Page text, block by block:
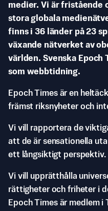
medier. Vi är fristående
stora globala
finns i 36 länder på 23
växande nätverket av
världen. Svenska Epoch
som webbtidning.
Epoch Times är en
främst riksnyheter och
Vi vill rapportera de
att de är sensationella
ett långsiktigt perspektiv.
Vi vill upprätthålla
rättigheter och friheter i
Epoch Times är medlem